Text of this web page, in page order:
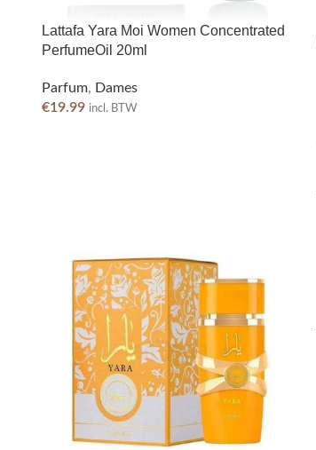
Lattafa Yara Moi Women Concentrated
PerfumeOil 20ml
Parfum, Dames
€19.99 incl. BTW